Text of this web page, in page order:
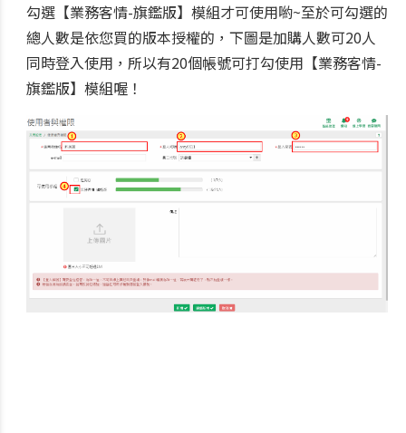
勾選【業務客情-旗鑑版】模組才可使用喲~至於可勾選的
總人數是依您買的版本授權的，下圖是加購人數可20人
同時登入使用，所以有20個帳號可打勾使用【業務客情-
旗鑑版】模組喔！